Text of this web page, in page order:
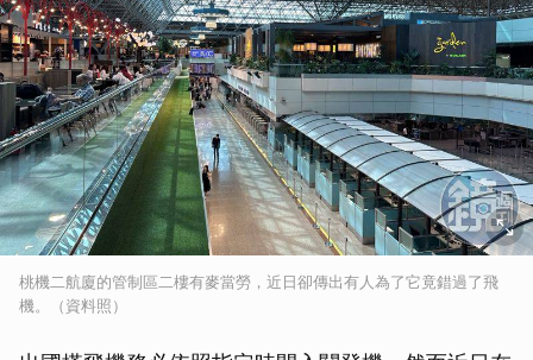
桃機二航廈的管制區二樓有麥當勞，近日卻傳出有人為了它竟錯過了飛
機。（資料照）